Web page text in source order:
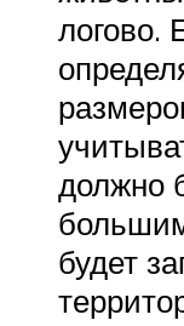
логово.
должно
будет